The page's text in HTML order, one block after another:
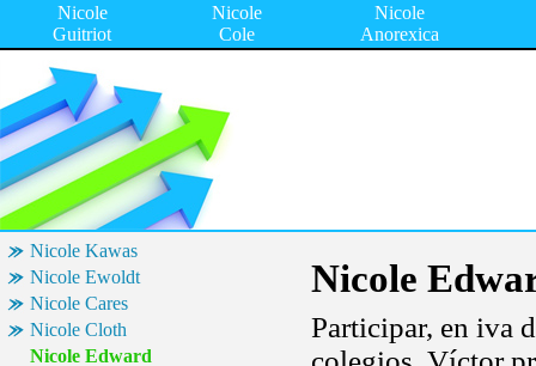
Nicole
Guitriot
Nicole
Cole
Nicole
Anorexica
Nicole Kawas
Nicole Ewoldt
Nicole Cares
Nicole Cloth
Nicole Edward
Nicole
Participar, en iva